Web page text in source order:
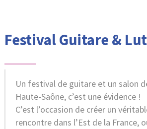
Festival Guitare &
Un festival de guitare et un salon
Haute-Saône, c’est une évidence !
C’est l’occasion de créer un
rencontre dans l’Est de la France,